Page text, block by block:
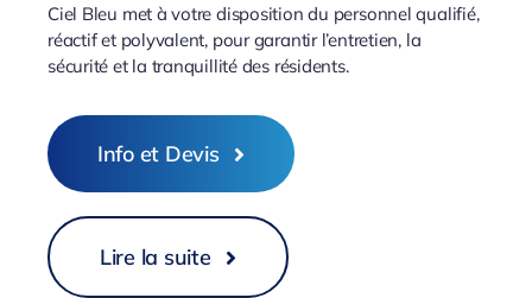
Ciel Bleu met à votre disposition du personnel qualifié,
réactif et polyvalent, pour garantir l’entretien, la
sécurité et la tranquillité des résidents.
Info et Devis
Lire la suite